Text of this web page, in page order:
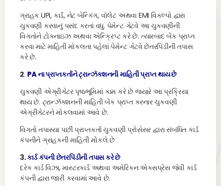
ગ્રાહક UPI, કાર્ડ, નેટ બેન્કિંગ, વૉલેટ અથવા EMI વિકલ્પો દ્વારા
ચુકવણી કરવાનું પસંદ કરતાં વધુ. પેમેન્ટ ગેટવે આ ચુકવણીની
વિગતોને ટોકનાઇઝ અથવા એન્ક્રિપ્ટ કરે છે. ત્યારબાદ બેંક પ્રાપ્ત
કરવા માટે માહિતી મોકલતા પહેલાં પેમેન્ટ ગેટવે છેતરપિંડીની તપાસ
કરે છે.
2. PA ના પ્રાપ્તકર્તાને ટ્રાન્ઝૅક્શનની માહિતી પ્રાપ્ત થાય છે
ચુકવણી એગ્રીગેટર પૃષ્ઠભૂમિમાં કામ કરે છે જ્યારે આ પ્રક્રિયા
થાય છે. ટ્રાન્ઝૅક્શનની માહિતી બેંક પ્રાપ્ત કરનાર ચુકવણી
એગ્રીગેટરને મોકલવામાં આવે છે.
વિગતો તપાસ્યા પછી પ્રાપ્તકર્તા ચુકવણી પ્રોસેસર દ્વારા સંબંધિત કાર્ડ
કંપનીને ગ્રાહકની માહિતી મોકલે છે
3. કાર્ડ કંપની છેતરપિંડીની તપાસ કરે છે
દરેક કાર્ડ વિઝા, માસ્ટરકાર્ડ અથવા અમેરિકન એક્સપ્રેસ જેવી કાર્ડ
કંપની દ્વારા જારી કરવામાં આવે છે.